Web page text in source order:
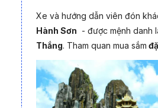
Tiếp tục chinh phục độ cao tạiBà
Xe và hướng dẫn viên đón
Hành Sơn - được mệnh danh
Thắng. Tham quan mua sắm